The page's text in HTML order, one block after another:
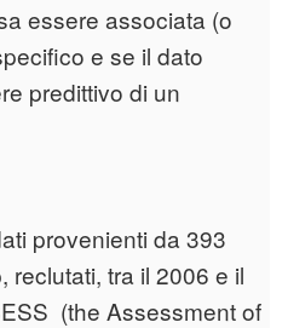
essere associata (o
e se il dato
predittivo di un
provenienti da 393
reclutati, tra il 2006 e il
(the Assessment of